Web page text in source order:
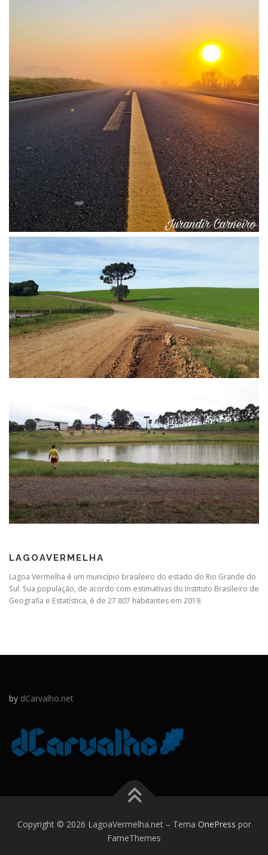
LAGOAVERMELHA
Lagoa Vermelha é um município brasileiro do estado do Rio Grande do
Sul. Sua população, de acordo com estimativas do Instituto Brasileiro de
Geografia e Estatística, é de 27 807 habitantes em 2019.
by dCarvalho.net
Copyright © 2026 LagoaVermelha.net – Tema OnePress por
FameThemes